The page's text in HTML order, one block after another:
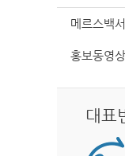
메르스백서
홍보동영상
대표